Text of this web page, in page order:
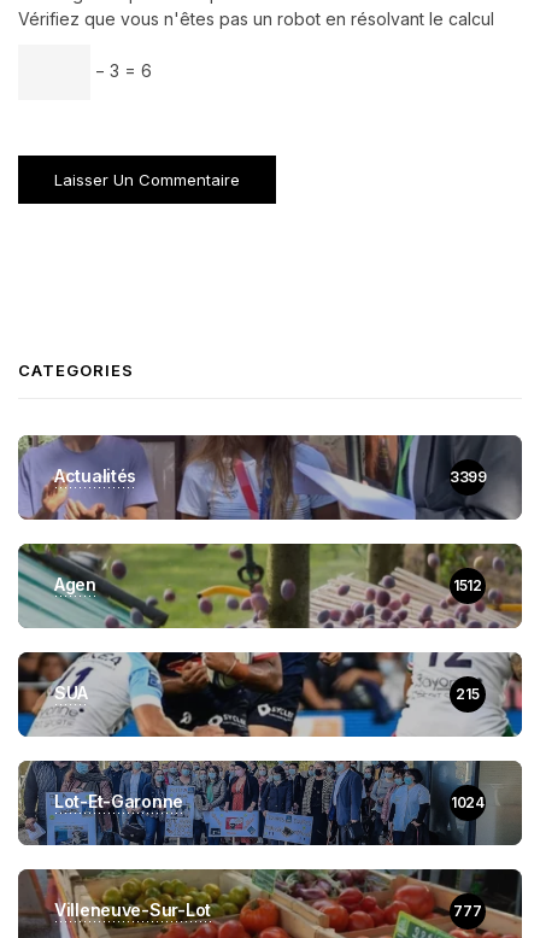
Vérifiez que vous n'êtes pas un robot en résolvant le calcul
− 3 = 6
CATEGORIES
Actualités 3399
Agen 1512
SUA 215
Lot-Et-Garonne 1024
Villeneuve-Sur-Lot 777